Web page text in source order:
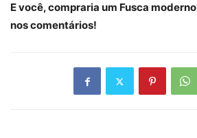
E você, compraria um Fusca
nos comentários!